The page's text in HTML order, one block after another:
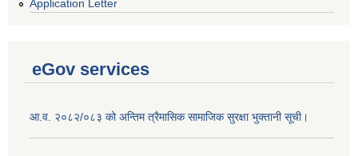
Application Letter
eGov services
आ.व. २०८२/०८३ को अन्तिम त्रैमासिक सामाजिक सुरक्षा भुक्तानी सूची।